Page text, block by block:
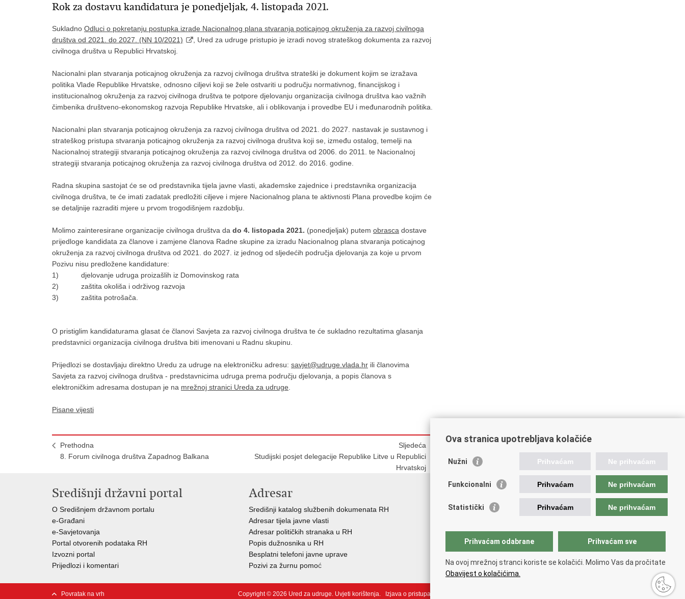
Rok za dostavu kandidatura je ponedjeljak, 4. listopada 2021.
Sukladno Odluci o pokretanju postupka izrade Nacionalnog plana stvaranja poticajnog okruženja za razvoj civilnoga
društva od 2021. do 2027. (NN 10/2021)
, Ured za udruge pristupio je izradi novog strateškog dokumenta za razvoj
civilnoga društva u Republici Hrvatskoj.
Nacionalni plan stvaranja poticajnog okruženja za razvoj civilnoga društva strateški je dokument kojim se izražava
politika Vlade Republike Hrvatske, odnosno ciljevi koji se žele ostvariti u području normativnog, financijskog i
institucionalnog okruženja za razvoj civilnoga društva te potpore djelovanju organizacija civilnoga društva kao važnih
čimbenika društveno-ekonomskog razvoja Republike Hrvatske, ali i oblikovanja i provedbe EU i međunarodnih politika.
Nacionalni plan stvaranja poticajnog okruženja za razvoj civilnoga društva od 2021. do 2027. nastavak je sustavnog i
strateškog pristupa stvaranja poticajnog okruženja za razvoj civilnoga društva koji se, između ostalog, temelji na
Nacionalnoj strategiji stvaranja poticajnog okruženja za razvoj civilnoga društva od 2006. do 2011. te Nacionalnoj
strategiji stvaranja poticajnog okruženja za razvoj civilnoga društva od 2012. do 2016. godine.
Radna skupina sastojat će se od predstavnika tijela javne vlasti, akademske zajednice i predstavnika organizacija
civilnoga društva, te će imati zadatak predložiti ciljeve i mjere Nacionalnog plana te aktivnosti Plana provedbe kojim će
se detaljnije razraditi mjere u prvom trogodišnjem razdoblju.
Molimo zainteresirane organizacije civilnoga društva da do 4. listopada 2021. (ponedjeljak) putem obrasca dostave
prijedloge kandidata za članove i zamjene članova Radne skupine za izradu Nacionalnog plana stvaranja poticajnog
okruženja za razvoj civilnoga društva od 2021. do 2027. iz jednog od sljedećih područja djelovanja za koje u prvom
Pozivu nisu predložene kandidature:
1) djelovanje udruga proizašlih iz Domovinskog rata
2) zaštita okoliša i održivog razvoja
3) zaštita potrošača.
O pristiglim kandidaturama glasat će članovi Savjeta za razvoj civilnoga društva te će sukladno rezultatima glasanja
predstavnici organizacija civilnoga društva biti imenovani u Radnu skupinu.
Prijedlozi se dostavljaju direktno Uredu za udruge na elektroničku adresu: savjet@udruge.vlada.hr ili članovima
Savjeta za razvoj civilnoga društva - predstavnicima udruga prema području djelovanja, a popis članova s
elektroničkim adresama dostupan je na mrežnoj stranici Ureda za udruge.
Pisane vijesti
Prethodna
8. Forum civilnoga društva Zapadnog Balkana
Sljedeća
Studijski posjet delegacije Republike Litve u Republici
Hrvatskoj
Središnji državni portal
O Središnjem državnom portalu
e-Građani
e-Savjetovanja
Portal otvorenih podataka RH
Izvozni portal
Prijedlozi i komentari
Adresar
Središnji katalog službenih dokumenata RH
Adresar tijela javne vlasti
Adresar političkih stranaka u RH
Popis dužnosnika u RH
Besplatni telefoni javne uprave
Pozivi za žurnu pomoć
Važne poveznice
Vlada Republike Hrvatske
Registar neprofitnih organizacija
Povjerenik za informiranje
Nacionalna zaklada za razvoj civilnoga društva
Vaš glas u Europi
Povratak na vrh Copyright © 2026 Ured za udruge. Uvjeti korištenja. Izjava o pristupačnosti
Ova stranica upotrebljava kolačiće
Nužni Prihvaćam Ne prihvaćam
Funkcionalni Prihvaćam Ne prihvaćam
Statistički Prihvaćam Ne prihvaćam
Prihvaćam odabrane Prihvaćam sve
Na ovoj mrežnoj stranci koriste se kolačići. Molimo Vas da pročitate
Obavijest o kolačićima.